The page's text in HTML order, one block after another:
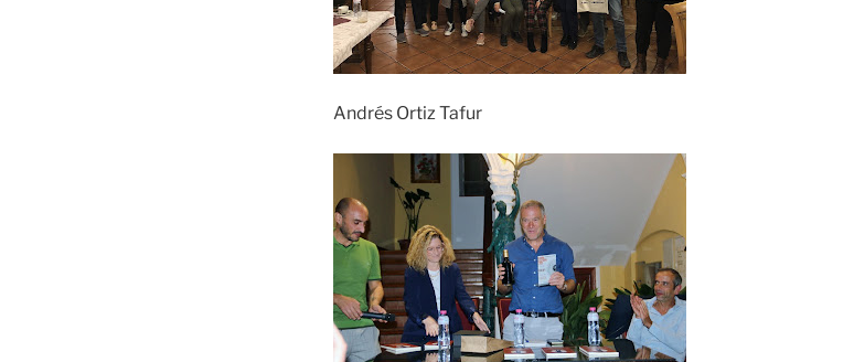
Andrés Ortiz Tafur